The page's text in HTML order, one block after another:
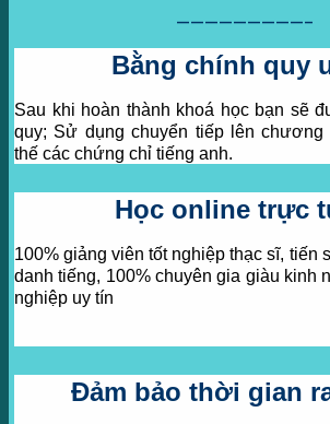
—————————–
Bằng chính quy
Sau khi hoàn thành khoá học bạn sẽ
quy; Sử dụng chuyển tiếp lên chương
thế các chứng chỉ tiếng anh.
Học online trực
100% giảng viên tốt nghiệp thạc sĩ, tiến
danh tiếng, 100% chuyên gia giàu kinh
nghiệp uy tín
Đảm bảo thời gian